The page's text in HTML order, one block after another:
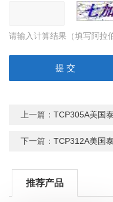
请输入计算结果（填写阿拉
上一篇：TCP305A美国
下一篇：TCP312A美国
推荐产品